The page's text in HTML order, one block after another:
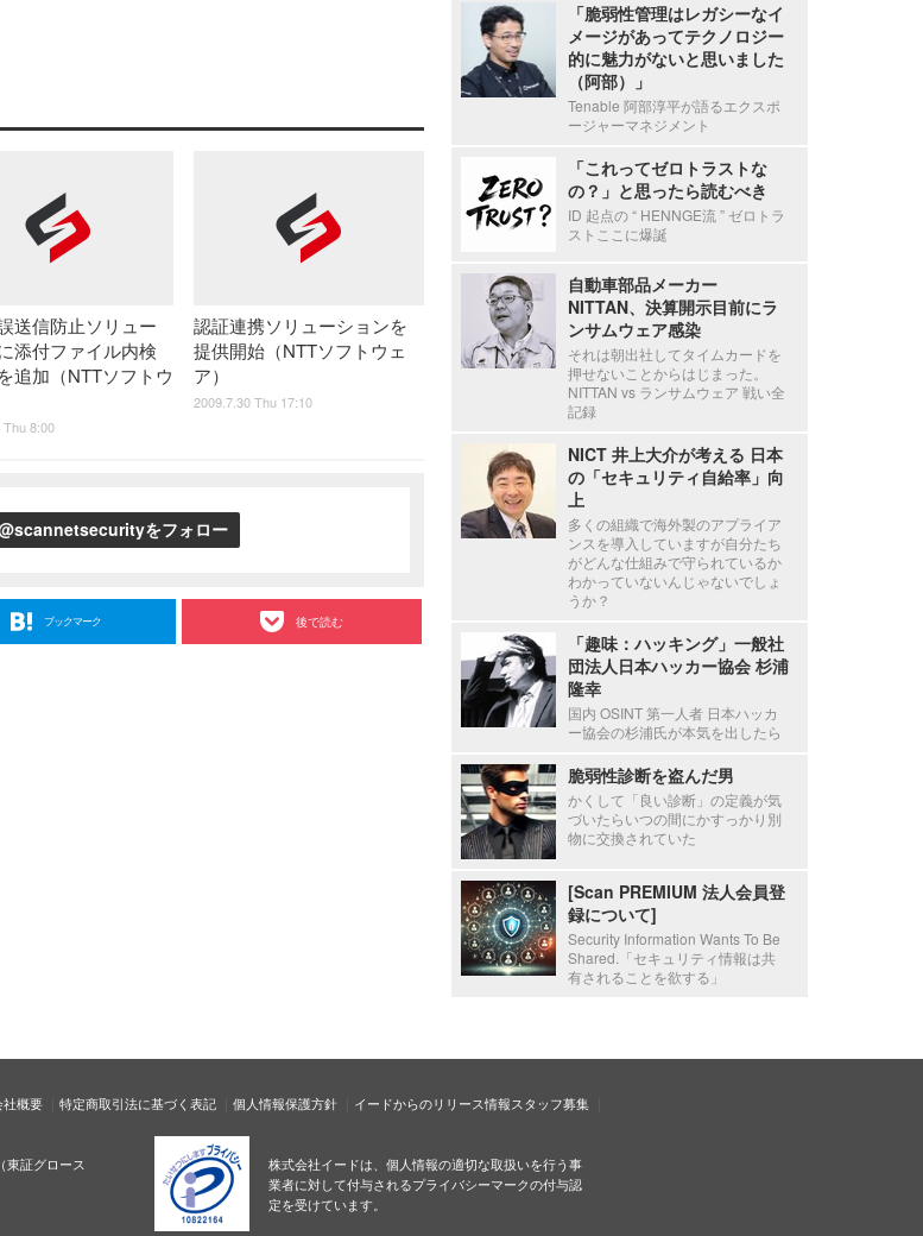
送信防止ソリュー
添付ファイル内検
追加（NTTソフトウ
Thu 8:00
認証連携ソリューションを
提供開始（NTTソフトウェ
ア）
2009.7.30 Thu 17:10
をフォロー
ブックマーク 後で読む
「脆弱性管理はレガシーなイ
メージがあってテクノロジー
的に魅力がないと思いました
（阿部）」
Tenable 阿部淳平が語るエクスポ
ージャーマネジメント
「これってゼロトラストな
の？」と思ったら読むべき
ID 起点の “ HENNGE流 ” ゼロトラ
ストここに爆誕
自動車部品メーカー
NITTAN、決算開示目前にラ
ンサムウェア感染
それは朝出社してタイムカードを
押せないことからはじまった。
NITTAN vs ランサムウェア 戦い全
記録
NICT 井上大介が考える 日本
の「セキュリティ自給率」向
上
多くの組織で海外製のアプライア
ンスを導入していますが自分たち
がどんな仕組みで守られているか
わかっていないんじゃないでしょ
うか？
「趣味：ハッキング」一般社
団法人日本ハッカー協会 杉浦
隆幸
国内 OSINT 第一人者 日本ハッカ
ー協会の杉浦氏が本気を出したら
脆弱性診断を盗んだ男
かくして「良い診断」の定義が気
づいたらいつの間にかすっかり別
物に交換されていた
[Scan PREMIUM 法人会員登
録について]
Security Information Wants To Be
Shared.「セキュリティ情報は共
有されることを欲する」
社概要 特定商取引法に基づく表記 個人情報保護方針 イードからのリリース情報スタッフ募集
東証グロース
株式会社イードは、個人情報の適切な取扱いを行う事
業者に対して付与されるプライバシーマークの付与認
定を受けています。